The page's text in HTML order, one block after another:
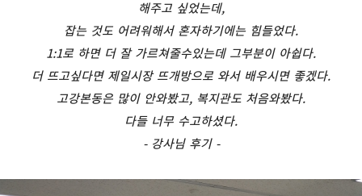
해주고 싶었는데,
잡는 것도 어려워해서 혼자하기에는 힘들었다.
1:1로 하면 더 잘 가르쳐줄수있는데 그부분이 아쉽다.
더 뜨고싶다면 제일시장 뜨개방으로 와서 배우시면 좋겠다.
고강본동은 많이 안와봤고, 복지관도 처음와봤다.
다들 너무 수고하셨다.
- 강사님 후기 -